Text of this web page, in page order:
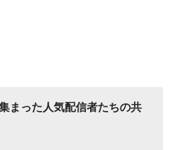
まった人気配信者たちの共